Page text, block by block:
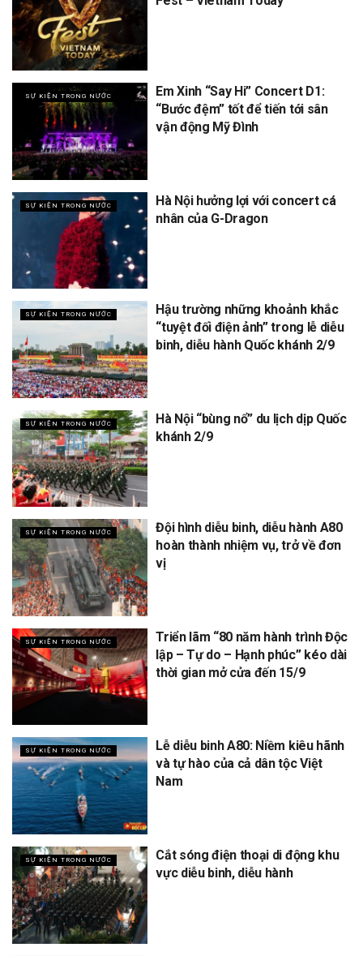
SỰ KIỆN TRONG NƯỚC
Em Xinh “Say Hi” Concert D1:
“Bước đệm” tốt để tiến tới sân
vận động Mỹ Đình
SỰ KIỆN TRONG NƯỚC
Hà Nội hưởng lợi với concert cá
nhân của G-Dragon
SỰ KIỆN TRONG NƯỚC
Hậu trường những khoảnh khắc
“tuyệt đối điện ảnh” trong lễ diễu
binh, diễu hành Quốc khánh 2/9
SỰ KIỆN TRONG NƯỚC
Hà Nội “bùng nổ” du lịch dịp Quốc
khánh 2/9
SỰ KIỆN TRONG NƯỚC
Đội hình diễu binh, diễu hành A80
hoàn thành nhiệm vụ, trở về đơn
vị
SỰ KIỆN TRONG NƯỚC
Triển lãm “80 năm hành trình Độc
lập – Tự do – Hạnh phúc” kéo dài
thời gian mở cửa đến 15/9
SỰ KIỆN TRONG NƯỚC
Lễ diễu binh A80: Niềm kiêu hãnh
và tự hào của cả dân tộc Việt
Nam
SỰ KIỆN TRONG NƯỚC
Cắt sóng điện thoại di động khu
vực diễu binh, diễu hành